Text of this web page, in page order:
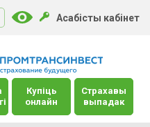
Асабісты кабінет
Купіць
онлайн
Страхавы
выпадак